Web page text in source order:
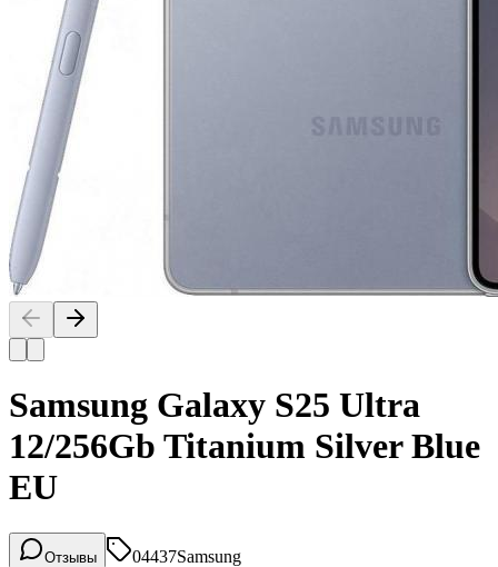
Samsung Galaxy S25 Ultra
12/256Gb Titanium Silver Blue
EU
Отзывы 04437Samsung